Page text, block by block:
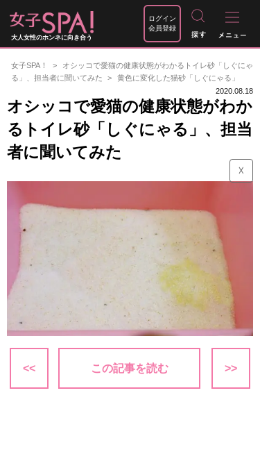
大人女性のホンネに向き合う
ログイン
会員登録
女子SPA！
オシッコで愛猫の健康状態がわかるトイレ砂「しぐにゃ
る」、担当者に聞いてみた
黄色に変化した猫砂「しぐにゃる」
2020.08.18
オシッコで愛猫の健康状態がわか
るトイレ砂「しぐにゃる」、担当
者に聞いてみた
☓
<< この記事を読む >>